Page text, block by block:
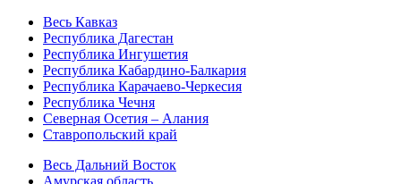
Весь Кавказ
Республика Дагестан
Республика Ингушетия
Республика Кабардино-Балкария
Республика Карачаево-Черкесия
Республика Чечня
Северная Осетия – Алания
Ставропольский край
Весь Дальний Восток
Амурская область